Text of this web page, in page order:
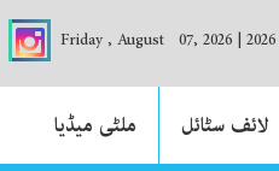
|
Friday , August 07, 2026
لائف سٹائل
ملٹی میڈیا